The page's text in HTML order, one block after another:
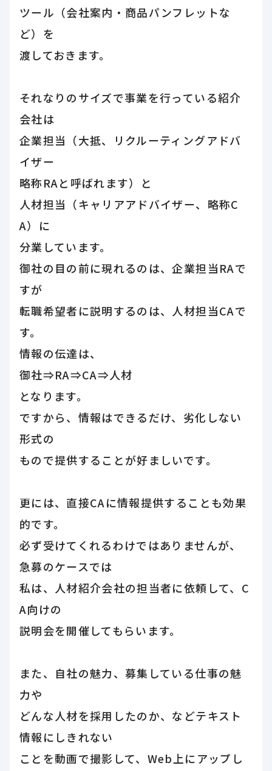
ツール（会社案内・商品パンフレットな
ど）を
渡しておきます。
それなりのサイズで事業を行っている紹介
会社は
企業担当（大抵、リクルーティングアドバ
イザー
略称RAと呼ばれます）と
人材担当（キャリアアドバイザー、略称C
A）に
分業しています。
御社の目の前に現れるのは、企業担当RAで
すが
転職希望者に説明するのは、人材担当CAで
す。
情報の伝達は、
御社⇒RA⇒CA⇒人材
となります。
ですから、情報はできるだけ、劣化しない
形式の
もので提供することが好ましいです。
更には、直接CAに情報提供することも効果
的です。
必ず受けてくれるわけではありませんが、
急募のケースでは
私は、人材紹介会社の担当者に依頼して、C
A向けの
説明会を開催してもらいます。
また、自社の魅力、募集している仕事の魅
力や
どんな人材を採用したのか、などテキスト
情報にしきれない
ことを動画で撮影して、Web上にアップし